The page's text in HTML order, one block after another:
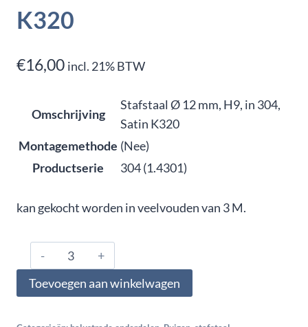
K320
€16,00 incl. 21% BTW
Omschrijving
Stafstaal Ø 12 mm, H9, in 304,
Satin K320
Montagemethode (Nee)
Productserie
304 (1.4301)
kan gekocht worden in veelvouden van 3 M.
2547002,
Stafstaal
Ø
Toevoegen aan winkelwagen